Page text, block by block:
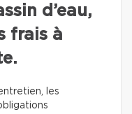
d’eau,
frais à
les